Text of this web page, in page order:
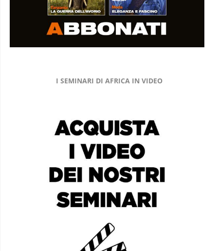
I SEMINARI DI AFRICA IN VIDEO